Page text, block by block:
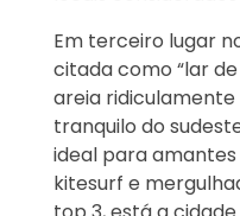
Em terceiro lugar
citada como “lar
areia
tranquilo do
ideal para
kitesurf e